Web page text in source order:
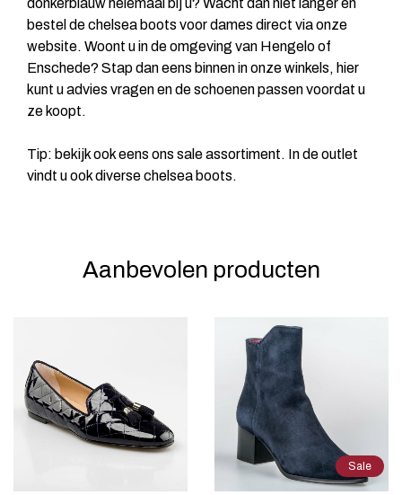
bestel de chelsea boots voor dames direct via onze
website. Woont u in de omgeving van Hengelo of
Enschede? Stap dan eens binnen in onze winkels, hier
kunt u advies vragen en de schoenen passen voordat u
ze koopt.
Tip: bekijk ook eens ons sale assortiment. In de outlet
vindt u ook diverse chelsea boots.
Aanbevolen producten
Sale